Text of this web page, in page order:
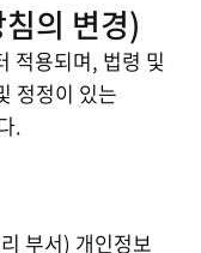
의 변경)
적용되며, 법령 및
정정이 있는
.
부서) 개인정보